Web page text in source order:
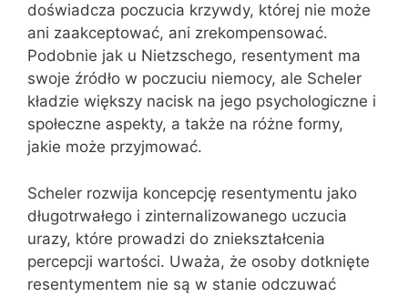
doświadcza poczucia krzywdy, której nie może
ani zaakceptować, ani zrekompensować.
Podobnie jak u Nietzschego, resentyment ma
swoje źródło w poczuciu niemocy, ale Scheler
kładzie większy nacisk na jego psychologiczne i
społeczne aspekty, a także na różne formy,
jakie może przyjmować.
Scheler rozwija koncepcję resentymentu jako
długotrwałego i zinternalizowanego uczucia
urazy, które prowadzi do zniekształcenia
percepcji wartości. Uważa, że osoby dotknięte
resentymentem nie są w stanie odczuwać